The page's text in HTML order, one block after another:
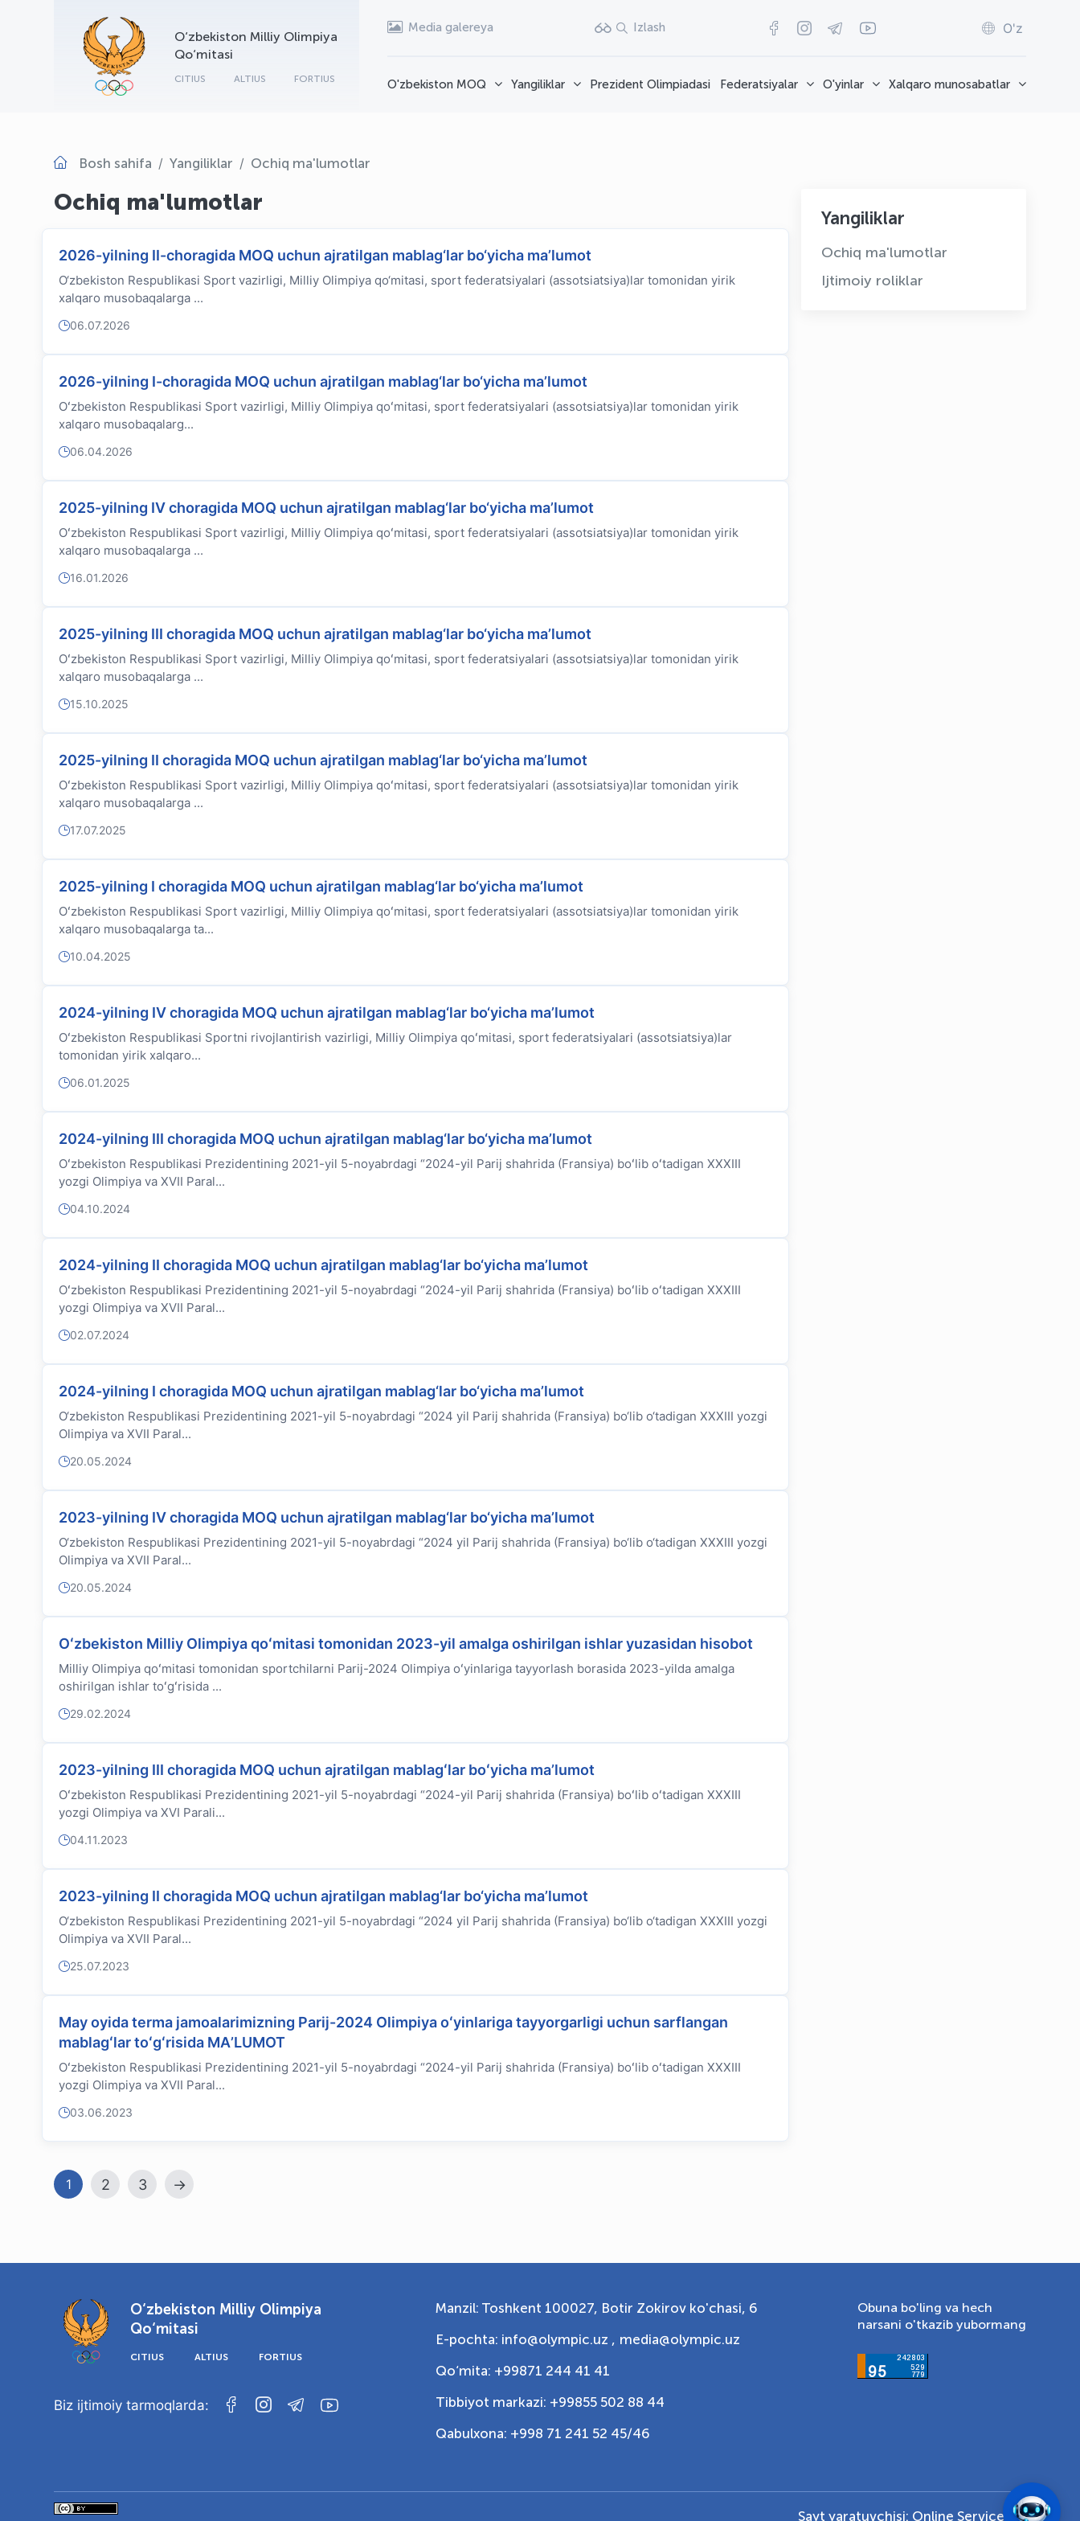
O‘zbekiston Milliy Olimpiya
Qo‘mitasi
CITIUS ALTIUS FORTIUS
Media galereya Izlash O'z
O'zbekiston MOQ Yangiliklar Prezident Olimpiadasi Federatsiyalar O'yinlar Xalqaro munosabatlar
Bosh sahifa Yangiliklar Ochiq ma'lumotlar
Ochiq ma'lumotlar
2026-yilning II-choragida MOQ uchun ajratilgan mablag‘lar bo‘yicha ma’lumot
O‘zbekiston Respublikasi Sport vazirligi, Milliy Olimpiya qo‘mitasi, sport federatsiyalari (assotsiatsiya)lar tomonidan yirik
xalqaro musobaqalarga ...
06.07.2026
2026-yilning I-choragida MOQ uchun ajratilgan mablag‘lar bo‘yicha ma’lumot
Oʻzbekiston Respublikasi Sport vazirligi, Milliy Olimpiya qoʻmitasi, sport federatsiyalari (assotsiatsiya)lar tomonidan yirik
xalqaro musobaqalarg...
06.04.2026
2025-yilning IV choragida MOQ uchun ajratilgan mablag‘lar bo‘yicha ma’lumot
Oʻzbekiston Respublikasi Sport vazirligi, Milliy Olimpiya qoʻmitasi, sport federatsiyalari (assotsiatsiya)lar tomonidan yirik
xalqaro musobaqalarga ...
16.01.2026
2025-yilning III choragida MOQ uchun ajratilgan mablag‘lar bo‘yicha ma’lumot
Oʻzbekiston Respublikasi Sport vazirligi, Milliy Olimpiya qoʻmitasi, sport federatsiyalari (assotsiatsiya)lar tomonidan yirik
xalqaro musobaqalarga ...
15.10.2025
2025-yilning II choragida MOQ uchun ajratilgan mablag‘lar bo‘yicha ma’lumot
Oʻzbekiston Respublikasi Sport vazirligi, Milliy Olimpiya qoʻmitasi, sport federatsiyalari (assotsiatsiya)lar tomonidan yirik
xalqaro musobaqalarga ...
17.07.2025
2025-yilning I choragida MOQ uchun ajratilgan mablag‘lar bo‘yicha ma’lumot
Oʻzbekiston Respublikasi Sport vazirligi, Milliy Olimpiya qoʻmitasi, sport federatsiyalari (assotsiatsiya)lar tomonidan yirik
xalqaro musobaqalarga ta...
10.04.2025
2024-yilning IV choragida MOQ uchun ajratilgan mablag‘lar bo‘yicha ma’lumot
Oʻzbekiston Respublikasi Sportni rivojlantirish vazirligi, Milliy Olimpiya qoʻmitasi, sport federatsiyalari (assotsiatsiya)lar
tomonidan yirik xalqaro...
06.01.2025
2024-yilning III choragida MOQ uchun ajratilgan mablag‘lar bo‘yicha ma’lumot
Oʻzbekiston Respublikasi Prezidentining 2021-yil 5-noyabrdagi “2024-yil Parij shahrida (Fransiya) boʻlib oʻtadigan XXXIII
yozgi Olimpiya va XVII Paral...
04.10.2024
2024-yilning II choragida MOQ uchun ajratilgan mablag‘lar bo‘yicha ma’lumot
Oʻzbekiston Respublikasi Prezidentining 2021-yil 5-noyabrdagi “2024-yil Parij shahrida (Fransiya) boʻlib oʻtadigan XXXIII
yozgi Olimpiya va XVII Paral...
02.07.2024
2024-yilning I choragida MOQ uchun ajratilgan mablag‘lar bo‘yicha ma’lumot
O‘zbekiston Respublikasi Prezidentining 2021-yil 5-noyabrdagi “2024 yil Parij shahrida (Fransiya) bo‘lib o‘tadigan XXXIII yozgi
Olimpiya va XVII Paral...
20.05.2024
2023-yilning IV choragida MOQ uchun ajratilgan mablag‘lar bo‘yicha ma’lumot
O‘zbekiston Respublikasi Prezidentining 2021-yil 5-noyabrdagi “2024 yil Parij shahrida (Fransiya) bo‘lib o‘tadigan XXXIII yozgi
Olimpiya va XVII Paral...
20.05.2024
Oʻzbekiston Milliy Olimpiya qoʻmitasi tomonidan 2023-yil amalga oshirilgan ishlar yuzasidan hisobot
Milliy Olimpiya qoʻmitasi tomonidan sportchilarni Parij-2024 Olimpiya oʻyinlariga tayyorlash borasida 2023-yilda amalga
oshirilgan ishlar toʻgʻrisida ...
29.02.2024
2023-yilning III choragida MOQ uchun ajratilgan mablagʻlar boʻyicha maʼlumot
Oʻzbekiston Respublikasi Prezidentining 2021-yil 5-noyabrdagi “2024-yil Parij shahrida (Fransiya) boʻlib oʻtadigan XXXIII
yozgi Olimpiya va XVI Parali...
04.11.2023
2023-yilning II choragida MOQ uchun ajratilgan mablag‘lar bo‘yicha ma’lumot
O‘zbekiston Respublikasi Prezidentining 2021-yil 5-noyabrdagi “2024 yil Parij shahrida (Fransiya) bo‘lib o‘tadigan XXXIII yozgi
Olimpiya va XVII Paral...
25.07.2023
May oyida terma jamoalarimizning Parij-2024 Olimpiya oʻyinlariga tayyorgarligi uchun sarflangan
mablagʻlar toʻgʻrisida MAʼLUMOT
Oʻzbekiston Respublikasi Prezidentining 2021-yil 5-noyabrdagi “2024-yil Parij shahrida (Fransiya) boʻlib oʻtadigan XXXIII
yozgi Olimpiya va XVII Paral...
03.06.2023
1 2 3 →
Yangiliklar
Ochiq ma'lumotlar
Ijtimoiy roliklar
O‘zbekiston Milliy Olimpiya
Qo‘mitasi
CITIUS ALTIUS FORTIUS
Biz ijtimoiy tarmoqlarda:
Manzil: Toshkent 100027, Botir Zokirov ko'chasi, 6
E-pochta: info@olympic.uz , media@olympic.uz
Qo‘mita: +99871 244 41 41
Tibbiyot markazi: +99855 502 88 44
Qabulxona: +998 71 241 52 45/46
Obuna bo'ling va hech
narsani o'tkazib yubormang
Sayt yaratuvchisi: Online Service